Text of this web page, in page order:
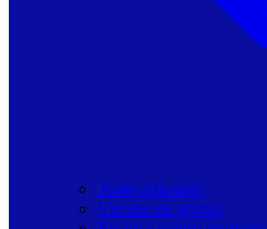
Toate articolele
Viziune de primar